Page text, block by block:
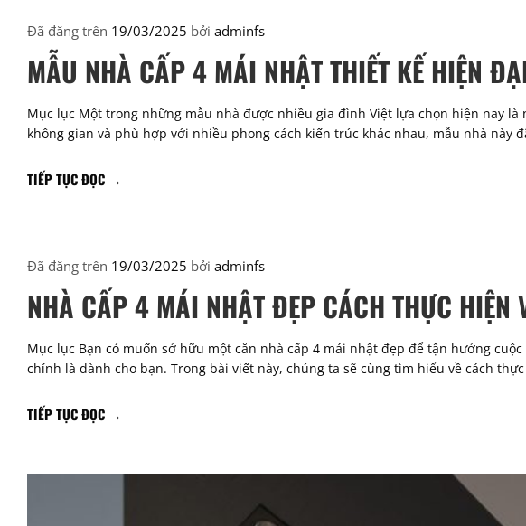
Đã đăng trên 19/03/2025 bởi adminfs
MẪU NHÀ CẤP 4 MÁI NHẬT THIẾT KẾ HIỆN
Mục lục Một trong những mẫu nhà được nhiều gia đình Việt lựa chọn hiện nay
không gian và phù hợp với nhiều phong cách kiến trúc khác nhau, mẫu nhà này
TIẾP TỤC ĐỌC →
Đã đăng trên 19/03/2025 bởi adminfs
NHÀ CẤP 4 MÁI NHẬT ĐẸP CÁCH THỰC HIỆN
Mục lục Bạn có muốn sở hữu một căn nhà cấp 4 mái nhật đẹp để tận hưởng
chính là dành cho bạn. Trong bài viết này, chúng ta sẽ cùng tìm hiểu về cách
TIẾP TỤC ĐỌC →